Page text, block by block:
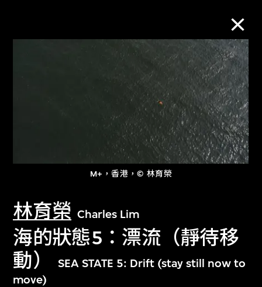
M+，香港，© 林育榮
林育榮 Charles Lim
海的狀態5：漂流（靜待移
動）
SEA STATE 5: Drift (stay still now to
move)
M+藏品
搜索
探索世界頂級的二十及二十一世紀視覺
文化藏品。